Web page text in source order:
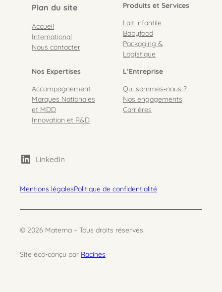
Plan du site
Accueil
International
Nous contacter
Produits et Services
Lait infantile
Babyfood
Packaging &
Logistique
Nos Expertises
Accompagnement
Marques Nationales
et MDD
Innovation et R&D
L’Entreprise
Qui sommes‑nous ?
Nos engagements
Carrières
LinkedIn
Mentions légalesPolitique de confidentialité
© 2026 Materna – Tous droits réservés
Site éco-conçu par Racines